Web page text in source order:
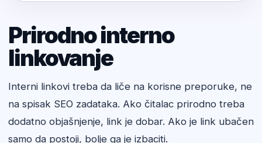
Prirodno interno
linkovanje
Interni linkovi treba da liče na korisne preporuke, ne
na spisak SEO zadataka. Ako čitalac prirodno treba
dodatno objašnjenje, link je dobar. Ako je link ubačen
samo da postoji, bolje ga je izbaciti.